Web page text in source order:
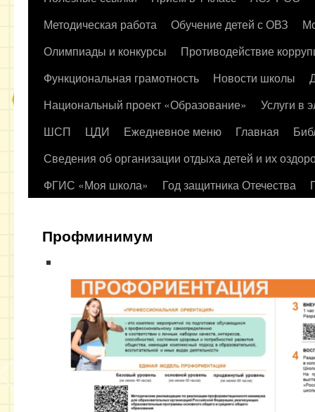
содержимому
Методическая работа
Обучение детей с ОВЗ
Олимпиады и конкурсы
Противодействие
Функциональная грамотность
Новости школы
Национальный проект «Образование»
Услуги в
ШСП
ЦДИ Ежедневное меню Главная
Сведения об организации отдыха детей и их
ФГИС «Моя школа»
Год защитника Отечества
Профминимум